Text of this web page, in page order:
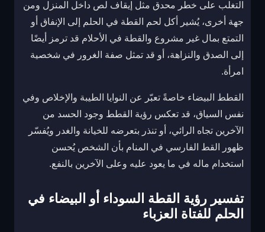
التغلب على خطر محدق مثل إيقاف لص داخل المنزل ومن
جهة أخرى، يُشير أكل لحم القطة في الحلم إلى الإنفاق أو
التمتع بمال غير مشروع والقطة في الأحلام قد ترمز أيضًا
إلى الصدق والنزاهة، أو قد تمثل صفة الغرور في شخصية
امرأة.
القطط البيضاء خاصةً تعبّر عن النوايا الطيبة والإخلاص وفي
نفس السياق، قد تعكس رؤية القطط وجود الحسد من
الآخرين تجاه الرائي، أو تنذر بتعرضه للخيانة والغدر ويُفسّر
ظهور القط الفارسي في المنام بأن الشخص يُحسن
استخدام ماله في ما يعود عليه وعلى الآخرين بالنفع.
تفسير رؤية القطة السوداء أو البيضاء في
الحلم للفتاة العزباء